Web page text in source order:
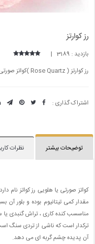
رز کوارتز
بازدید : 3189 |
رز کوارتز ( Rose Quartz )کواتز صورتی یا هلویی رز کوارتز نام دارد.
اشتراک گذاری :
توضیحات بیشتر نظرات
کواتز صورتی یا هلویی رز کواتز نام
مقدار کمی تیتانیوم بوده و بلور
مناسسب کنده کاری ، تراش گنبدی یا
ترکدار است که ناشی از تردی سنگ
آن پدیده چشم گربه ای می دهد.